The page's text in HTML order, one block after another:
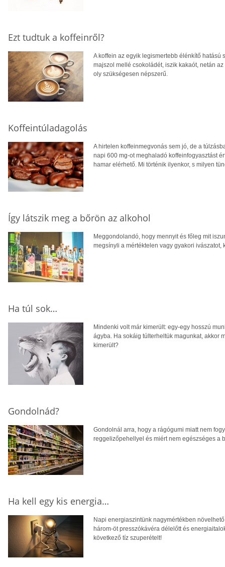
Ezt tudtuk a koffeinről?
A koffein az egyik legismertebb élénkítő hatású
majszol mellé csokoládét, iszik kakaót, netán
oly szükségesen népszerű.
Koffeintúladagolás
A hirtelen koffeinmegvonás sem jó, de a
napi 600 mg-ot meghaladó koffeinfogyasztást
hamar elérhető. Mi történik ilyenkor, s milyen
Így látszik meg a bőrön az alkohol
Meggondolandó, hogy mennyit és főleg mit
megsínyli a mértéktelen vagy gyakori
Ha túl sok…
Mindenki volt már kimerült: egy-egy hosszú
ágyba. Ha sokáig túlterheltük magunkat, akkor
kimerült?
Gondolnád?
Gondolnál arra, hogy a rágógumi miatt nem
reggelizőpehellyel és miért nem egészséges a
Ha kell egy kis energia…
Napi energiaszintünk nagymértékben
három-öt presszókávéra délelőtt és
következő tíz szuperételt!